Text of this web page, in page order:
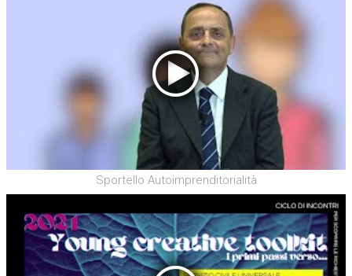
Sportello Autoimprenditorialità